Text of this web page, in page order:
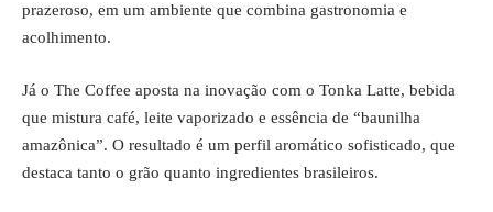
prazeroso, em um ambiente que combina gastronomia e
acolhimento.
Já o The Coffee aposta na inovação com o Tonka Latte, bebida
que mistura café, leite vaporizado e essência de “baunilha
amazônica”. O resultado é um perfil aromático sofisticado, que
destaca tanto o grão quanto ingredientes brasileiros.